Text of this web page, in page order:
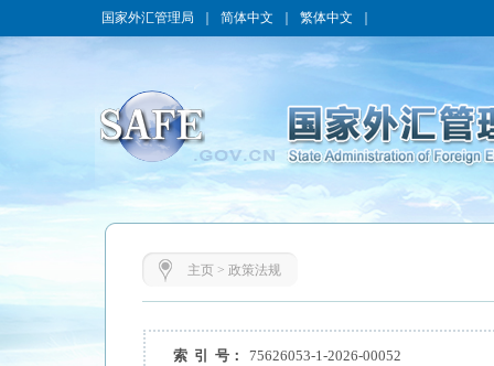
国家外汇管理局 简体中文 繁体中文
主页> 政策法规
索 引 号：
75626053-1-2026-00052